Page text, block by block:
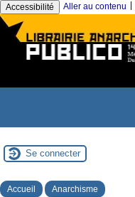
Accessibilité Aller au contenu
Se connecter
Accueil Anarchisme